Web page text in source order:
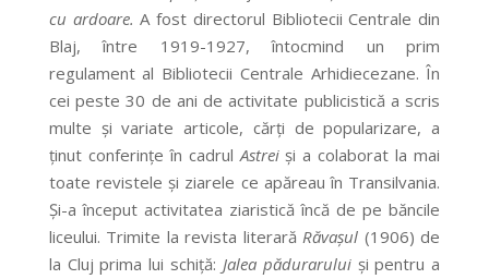
cu ardoare.A fost directorul Bibliotecii Centrale din
Blaj, între 1919-1927, întocmind un prim
regulament al Bibliotecii Centrale Arhidiecezane. În
cei peste 30 de ani de activitate publicistică a scris
multe şi variate articole, cărţi de popularizare, a
ţinut conferinţe în cadrulAstreişi a colaborat la mai
toate revistele şi ziarele ce apăreau în Transilvania.
Şi-a început activitatea ziaristică încă de pe băncile
liceului. Trimite la revista literarăRăvaşul (1906) de
la Cluj prima lui schiţă: Jalea pădurarului şi pentru a